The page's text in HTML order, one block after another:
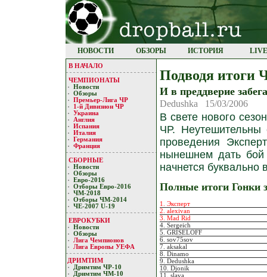
НОВОСТИ ОБЗОРЫ ИСТОРИЯ
В НАЧАЛО
ЧЕМПИОНАТЫ
Новости
Обзоры
Премьер-Лигa ЧР
1-й Дивизион ЧР
Украина
Англия
Испания
Италия
Германия
Франция
СБОРНЫЕ
Новости
Обзоры
Евро-2016
Отборы Евро-2016
ЧМ-2018
Отборы ЧМ-2014
ЧЕ-2007 U-19
ЕВРОКУБКИ
Новости
Обзоры
Лигa Чемпиoнoв
Лига Европы УЕФA
ДРИМТИМ
Дримтим ЧР-10
Дримтим ЧМ-10
Подводя итоги
И в преддверие
Dedushka 15/03/2006
В свете нового
ЧР. Неутешительны
проведения
нынешнем дать бой
начнется буквально
Полные итоги Гонки
1. Эксперт
2. alexivan
3. Mad Rid
4. Sergeich
5. GRISELOFF
6. sov75sov
7. aksakal
8. Dinamo
9. Dedushka
10. Djonik
11. slava